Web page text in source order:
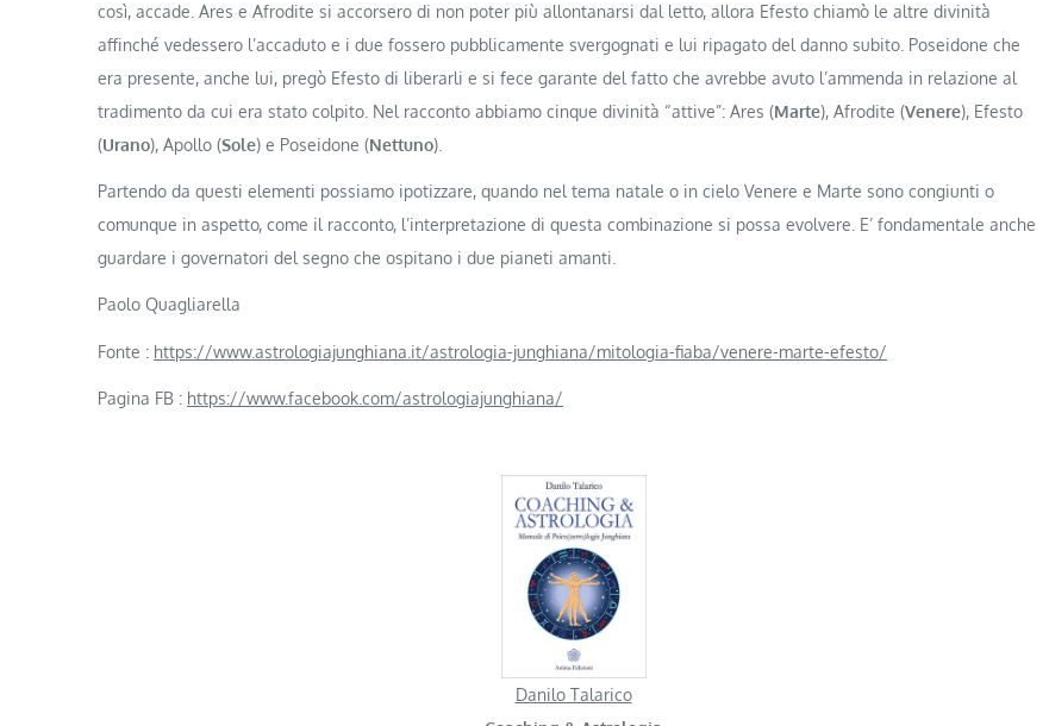
così, accade. Ares e Afrodite si accorsero di non poter più allontanarsi dal letto, allora Efesto chiamò le altre divinità
affinché vedessero l’accaduto e i due fossero pubblicamente svergognati e lui ripagato del danno subito. Poseidone che
era presente, anche lui, pregò Efesto di liberarli e si fece garante del fatto che avrebbe avuto l’ammenda in relazione al
tradimento da cui era stato colpito. Nel racconto abbiamo cinque divinità “attive”: Ares (Marte), Afrodite (Venere), Efesto
(Urano), Apollo (Sole) e Poseidone (Nettuno).
Partendo da questi elementi possiamo ipotizzare, quando nel tema natale o in cielo Venere e Marte sono congiunti o
comunque in aspetto, come il racconto, l’interpretazione di questa combinazione si possa evolvere. E’ fondamentale anche
guardare i governatori del segno che ospitano i due pianeti amanti.
Paolo Quagliarella
Fonte : https://www.astrologiajunghiana.it/astrologia-junghiana/mitologia-fiaba/venere-marte-efesto/
Pagina FB : https://www.facebook.com/astrologiajunghiana/
Danilo Talarico